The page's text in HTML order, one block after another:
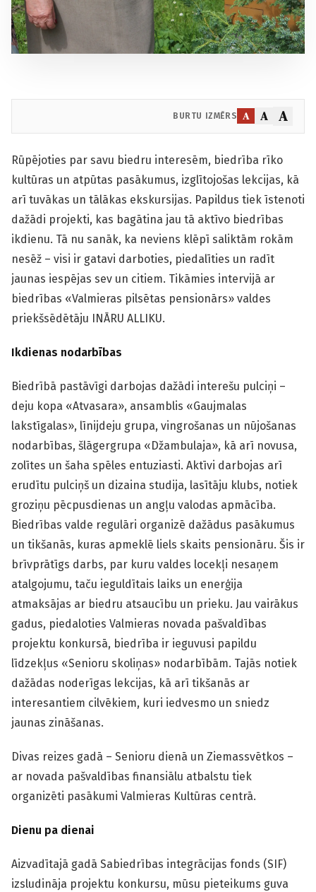
BURTU IZMĒRS A A A
Rūpējoties par savu biedru interesēm, biedrība rīko
kultūras un atpūtas pasākumus, izglītojošas lekcijas, kā
arī tuvākas un tālākas ekskursijas. Papildus tiek īstenoti
dažādi projekti, kas bagātina jau tā aktīvo biedrības
ikdienu. Tā nu sanāk, ka neviens klēpī saliktām rokām
nesēž – visi ir gatavi darboties, piedalīties un radīt
jaunas iespējas sev un citiem. Tikāmies intervijā ar
biedrības «Valmieras pilsētas pensionārs» valdes
priekšsēdētāju INĀRU ALLIKU.
Ikdienas nodarbības
Biedrībā pastāvīgi darbojas dažādi interešu pulciņi –
deju kopa «Atvasara», ansamblis «Gaujmalas
lakstīgalas», līnijdeju grupa, vingrošanas un nūjošanas
nodarbības, šlāgergrupa «Džambulaja», kā arī novusa,
zolītes un šaha spēles entuziasti. Aktīvi darbojas arī
erudītu pulciņš un dizaina studija, lasītāju klubs, notiek
groziņu pēcpusdienas un angļu valodas apmācība.
Biedrības valde regulāri organizē dažādus pasākumus
un tikšanās, kuras apmeklē liels skaits pensionāru. Šis ir
brīvprātīgs darbs, par kuru valdes locekļi nesaņem
atalgojumu, taču ieguldītais laiks un enerģija
atmaksājas ar biedru atsaucību un prieku. Jau vairākus
gadus, piedaloties Valmieras novada pašvaldības
projektu konkursā, biedrība ir ieguvusi papildu
līdzekļus «Senioru skoliņas» nodarbībām. Tajās notiek
dažādas noderīgas lekcijas, kā arī tikšanās ar
interesantiem cilvēkiem, kuri iedvesmo un sniedz
jaunas zināšanas.
Divas reizes gadā – Senioru dienā un Ziemassvētkos –
ar novada pašvaldības finansiālu atbalstu tiek
organizēti pasākumi Valmieras Kultūras centrā.
Dienu pa dienai
Aizvadītajā gadā Sabiedrības integrācijas fonds (SIF)
izsludināja projektu konkursu, mūsu pieteikums guva